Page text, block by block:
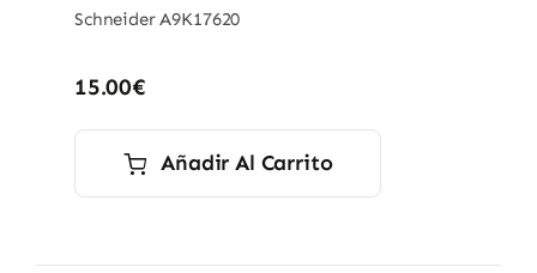
Schneider A9K17620
15.00€
Añadir Al Carrito